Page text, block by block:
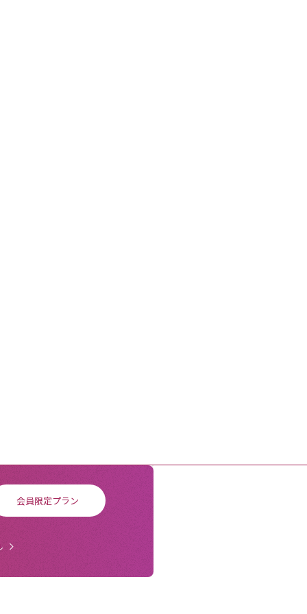
会員限定プラン